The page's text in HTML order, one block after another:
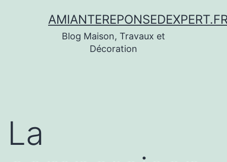
Blog Maison, Travaux et
Décoration
La